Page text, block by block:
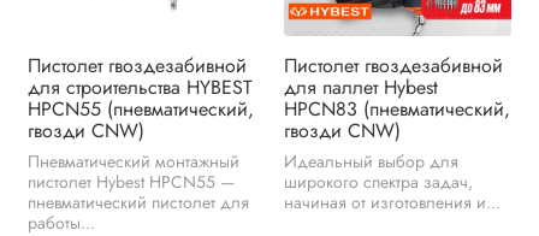
Пистолет гвоздезабивной
для строительства HYBEST
HPCN55 (пневматический,
гвозди CNW)
Пневматический монтажный
пистолет Hybest HPCN55 —
пневматический пистолет для
работы...
Пистолет гвоздезабивной
для паллет Hybest
HPCN83 (пневматический,
гвозди CNW)
Идеальный выбор для
широкого спектра задач,
начиная от изготовления и...